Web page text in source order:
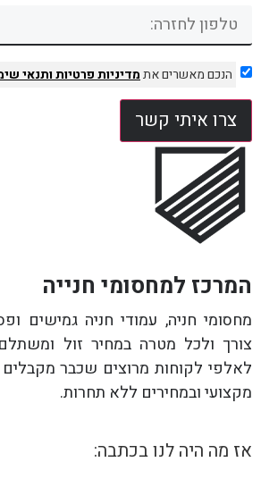
הנכם מאשרים אתמדיניות פרטיותותנאי
צרו איתי קשר
המרכז למחסומי חנייה
מחסומי חניה, עמודי חניה גמישים
צורך ולכל מטרה במחיר זול
לאלפי לקוחות מרוצים שכבר מקבלים
מקצועי ובמחירים ללא תחרות.
אז מה היה לנו בכתבה: